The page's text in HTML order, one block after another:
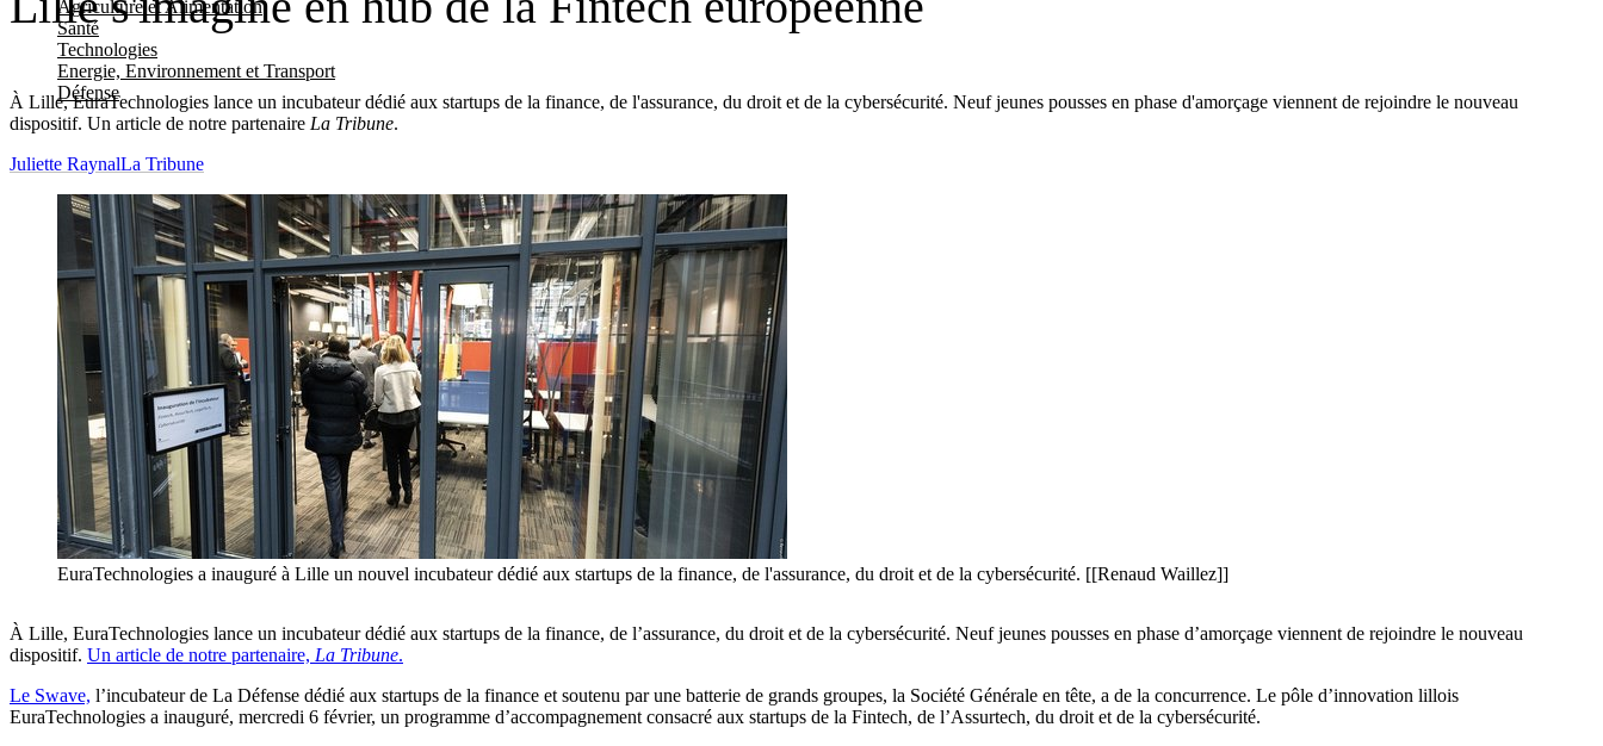
Agriculture et Alimentation
Santé
Technologies
Energie, Environnement et Transport
Défense
À Lille, EuraTechnologies lance un incubateur dédié aux startups de la finance, de l'assurance, du droit et de la cybersécurité. Neuf jeunes pousses en phase d'amorçage viennent de rejoindre le nouveau
dispositif. Un article de notre partenaire La Tribune.
Juliette RaynalLa Tribune
EuraTechnologies a inauguré à Lille un nouvel incubateur dédié aux startups de la finance, de l'assurance, du droit et de la cybersécurité. [[Renaud Waillez]]
À Lille, EuraTechnologies lance un incubateur dédié aux startups de la finance, de l’assurance, du droit et de la cybersécurité. Neuf jeunes pousses en phase d’amorçage viennent de rejoindre le nouveau
dispositif. Un article de notre partenaire, La Tribune.
Le Swave, l’incubateur de La Défense dédié aux startups de la finance et soutenu par une batterie de grands groupes, la Société Générale en tête, a de la concurrence. Le pôle d’innovation lillois
EuraTechnologies a inauguré, mercredi 6 février, un programme d’accompagnement consacré aux startups de la Fintech, de l’Assurtech, du droit et de la cybersécurité.